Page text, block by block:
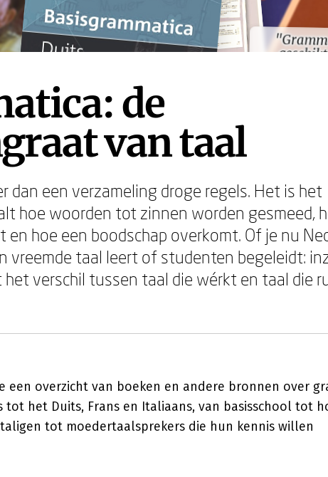
de
van taal
dan een verzameling droge regels. Het is het
hoe woorden tot zinnen worden gesmeed,
hoe een boodschap overkomt. Of je nu
vreemde taal leert of studenten begeleidt:
verschil tussen taal die wérkt en taal die
een overzicht van boeken en andere bronnen over
het Duits, Frans en Italiaans, van basisschool tot
tot moedertaalsprekers die hun kennis willen